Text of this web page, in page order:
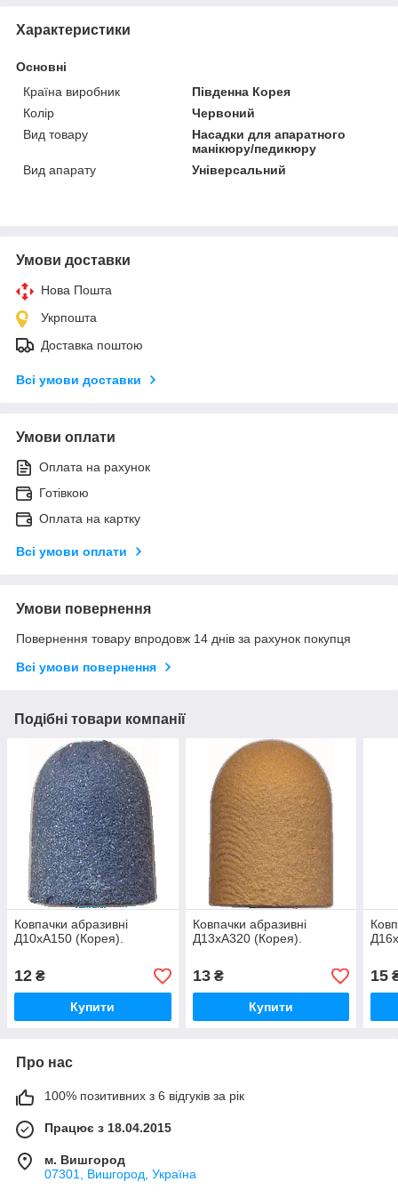
Характеристики
Основні
Країна виробник
Південна Корея
Колір
Червоний
Вид товару
Насадки для апаратного
манікюру/педикюру
Вид апарату
Універсальний
Умови доставки
Нова Пошта
Укрпошта
Доставка поштою
Всі умови доставки
Умови оплати
Оплата на рахунок
Готівкою
Оплата на картку
Всі умови оплати
Умови повернення
Повернення товару впродовж 14 днів за рахунок покупця
Всі умови повернення
Подібні товари компанії
Ковпачки абразивні
Д10хА150 (Корея).
12 ₴
Купити
Ковпачки абразивні
Д13хА320 (Корея).
13₴
Купити
15
Про нас
100% позитивних з 6 відгуків за рік
Працює з 18.04.2015
м. Вишгород
07301, Вишгород, Україна